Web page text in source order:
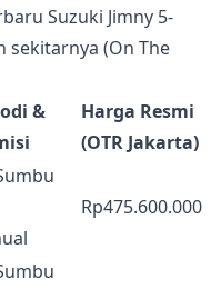
Suzuki Jimny 5-
sekitarnya (On The
&
Harga Resmi
(OTR Jakarta)
Rp475.600.000